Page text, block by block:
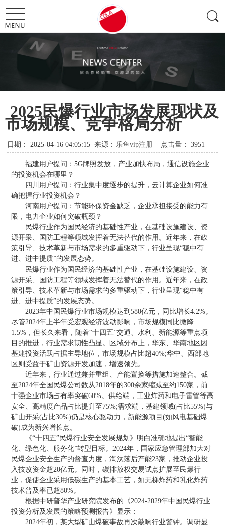
2025民爆行业市场发展现状及
市场规模、竞争格局分析
日期： 2025-04-16 04:05:15 来源： 乐鱼vip注册 点击量：3951
福建用户提问：5G牌照发放，产业加快布局，通信设施企业
的投资机会在哪里？
四川用户提问：行业集中度逐步的提升，云计算企业如何准
确把握行业投资机会？
河南用户提问：节能环保资金缺乏，企业承担接受的能力有
限，电力企业如何突破瓶颈？
民爆行业作为国民经济的基础性产业，在基础设施建设、资
源开采、国防工程等领域发挥着无法替代的作用。近年来，在政
策引导、技术革新与市场需求的多重驱动下，行业呈现“稳中有
进、进中提质”的发展态势。
民爆行业作为国民经济的基础性产业，在基础设施建设、资
源开采、国防工程等领域发挥着无法替代的作用。近年来，在政
策引导、技术革新与市场需求的多重驱动下，行业呈现“稳中有
进、进中提质”的发展态势。
2023年中国民爆行业市场规模达到580亿元，同比增长4.2%。
尽管2024年上半年受宏观经济波动影响，市场规模同比微降
1.5%，但长久来看，随着“十四五”交通、水利、新能源等重点项
目的推进，行业需求韧性凸显。区域分布上，华东、华南地区因
基建投资活跃占据主导地位，市场规模占比超40%;华中、西部地
区则受益于矿山资源开发加速，增速领先。
近年来，行业通过兼并重组、产能置换等措施加速整合。截
至2024年全国民爆公司数从2018年的300余家缩减至约150家，前
十强企业市场占有率突破60%。供给端，工业炸药和电子雷管等高
安全、高精度产品占比提升至75%;需求端，基建领域(占比55%)与
矿山开采(占比30%)仍是核心驱动力，新能源项目(如风电基础爆
破)成为新兴增长点。
《“十四五”民爆行业安全发展规划》明白准确地提出“智能
化、绿色化、服务化”转型目标。2024年，国家应急管理部加大对
民爆企业安全生产的督查力度，淘汰落后产能23家，推动企业投
入技改资金超20亿元。同时，碳排放权交易试点扩展至民爆行
业，促使企业采用低碳生产的基本工艺，如无梯炸药和乳化炸药
技术普及率已超80%。
根据中研普华产业研究院发布的《2024-2029年中国民爆行业
投资分析及发展的策略预测报告》显示：
2024年初，某大型矿山爆破事故再次敲响行业警钟。调研显